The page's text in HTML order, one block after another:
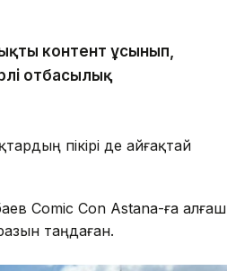
контент ұсынып,
отбасылық
пікірі де айғақтай
Comic Con Astana-ға алғаш
таңдаған.